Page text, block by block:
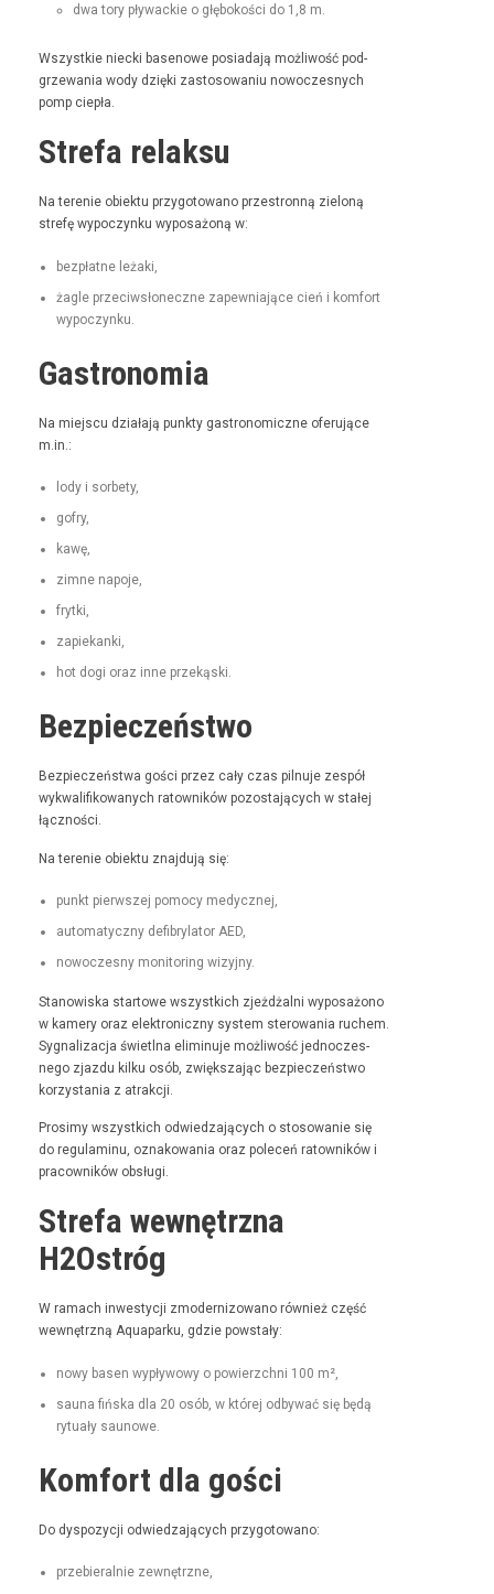
dwa tory pływack­ie o głębokoś­ci do 1,8 m.
Wszys­tkie niec­ki basenowe posi­ada­ją możli­wość pod­
grze­wa­nia wody dzię­ki zas­tosowa­niu nowoczes­nych
pomp ciepła.
Strefa relaksu
Na tere­nie obiek­tu przy­go­towano prze­stron­ną zieloną
stre­fę wypoczynku wyposażoną w:
bezpłatne leża­ki,
żagle prze­ci­wsłoneczne zapew­ni­a­jące cień i kom­fort
wypoczynku.
Gastronomia
Na miejs­cu dzi­ała­ją punk­ty gas­tro­nom­iczne ofer­u­jące
m.in.:
lody i sorbety,
gofry,
kawę,
zimne napo­je,
fry­t­ki,
zapiekan­ki,
hot dogi oraz inne przekąski.
Bezpieczeństwo
Bez­pieczeńst­wa goś­ci przez cały czas pil­nu­je zespół
wyk­wal­i­fikowanych ratown­ików pozosta­ją­cych w stałej
łączności.
Na tere­nie obiek­tu zna­j­du­ją się:
punkt pier­wszej pomo­cy medycznej,
automaty­czny defi­bry­la­tor AED,
nowoczes­ny mon­i­tor­ing wizyjny.
Stanowiska star­towe wszys­t­kich zjeżdżal­ni wyposażono
w kamery oraz elek­tron­iczny sys­tem sterowa­nia ruchem.
Syg­nal­iza­c­ja świ­etl­na elimin­u­je możli­wość jed­noczes­
nego zjaz­du kilku osób, zwięk­sza­jąc bez­pieczeńst­wo
korzys­ta­nia z atrakcji.
Prosimy wszys­t­kich odwiedza­ją­cych o stosowanie się
do reg­u­laminu, oznakowa­nia oraz pole­ceń ratown­ików i
pra­cown­ików obsługi.
Strefa wewnętrzna
H2Ostróg
W ramach inwest­y­cji zmod­ern­i­zowano również część
wewnętrzną Aqua­parku, gdzie powstały:
nowy basen wypły­wowy o powierzch­ni 100 m²,
sauna fińs­ka dla 20 osób, w której odby­wać się będą
rytu­ały saunowe.
Komfort dla gości
Do dys­pozy­cji odwiedza­ją­cych przygotowano:
prze­bier­al­nie zewnętrzne,